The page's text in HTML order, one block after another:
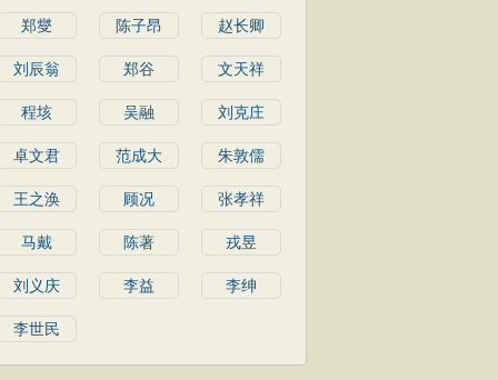
郑燮 陈子昂 赵长卿
刘辰翁 郑谷 文天祥
程垓 吴融 刘克庄
卓文君 范成大 朱敦儒
王之涣 顾况 张孝祥
马戴 陈著 戎昱
刘义庆 李益 李绅
李世民